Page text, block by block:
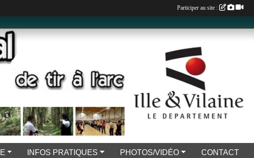
INFOS PRATIQUES PHOTOS/VIDÉO CONTACT
Participer au site :